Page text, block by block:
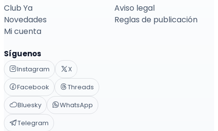
Club Ya
Novedades
Mi cuenta
Aviso legal
Reglas de publicación
Síguenos
Instagram
X
Facebook
Threads
Bluesky
WhatsApp
Telegram